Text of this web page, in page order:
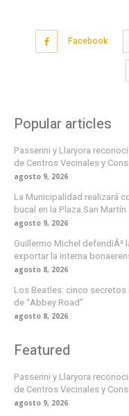
Facebook
Popular articles
Passerini y Llaryora
de Centros Vecinales y
agosto 9, 2026
La Municipalidad realizará
bucal en la Plaza San Martín
agosto 9, 2026
Guillermo Michel defendiÃ³
exportar la interna
agosto 8, 2026
Los Beatles: cinco
de “Abbey Road”
agosto 8, 2026
Featured
Passerini y Llaryora
de Centros Vecinales y
agosto 9, 2026